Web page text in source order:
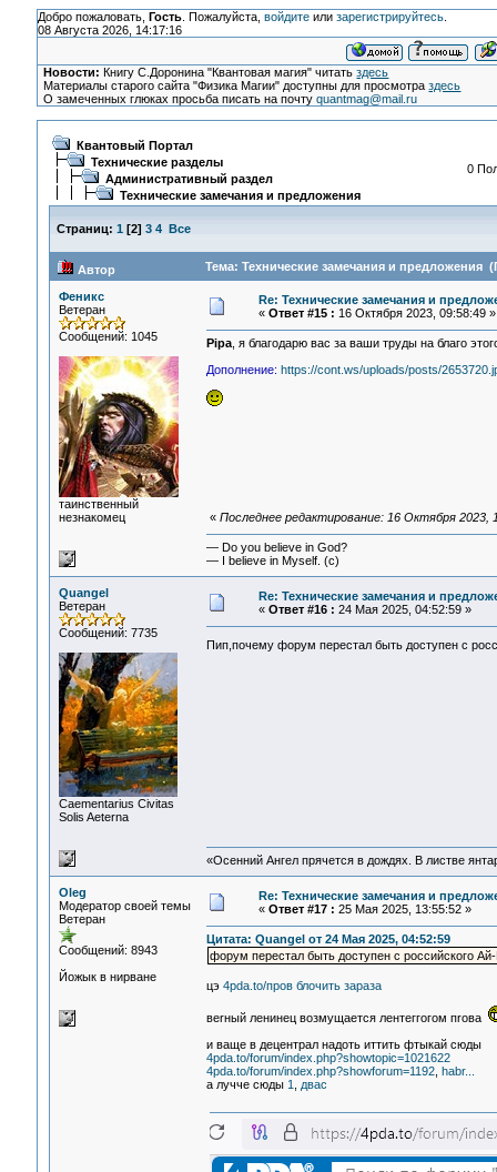
Добро пожаловать, Гость. Пожалуйста, войдитеили зарегистрируйтесь.
08 Августа 2026, 14:17:16
Новости: Книгу С.Доронина "Квантовая магия" читатьздесь
Материалы старого сайта "Физика Магии" доступны для просмотраздесь
О замеченных глюках просьба писать на почтуquantmag@mail.ru
Квантовый Портал
Технические разделы
Административный раздел
Технические замечания и предложения
0
Страниц: 1 [2] 3 4 Все
Автор Тема: Технические замечания и предложения
Феникс
Ветеран
Сообщений: 1045
таинственный
незнакомец
Re: Технические замечания и
« Ответ #15 : 16 Октября 2023, 09:58:49 »
Pipa, я благодарю вас за ваши труды на благо
Дополнение: https://cont.ws/uploads/posts/
« Последнее редактирование: 16 Октября 2023,
— Do you believe in God?
— I believe in Myself. (c)
Quangel
Ветеран
Сообщений: 7735
Сaementarius Civitas
Solis Aeterna
Re: Технические замечания и
« Ответ #16 : 24 Мая 2025, 04:52:59 »
Пип,почему форум перестал быть доступен с
«Осенний Ангел прячется в дождях. В листве
Oleg
Модератор своей темы
Ветеран
Сообщений: 8943
Йожык в нирване
Re: Технические замечания и
« Ответ #17 : 25 Мая 2025, 13:55:52 »
Цитата: Quangel от 24 Мая 2025, 04:52:59
форум перестал быть доступен с российского
цэ 4pda.to/пров блочить зараза
веrный ленинец возмущается лентеггогом пrова
и ваще в децентрал надоть иттить фтыкай сюды
4pda.to/forum/index.php?showtopic=1021622
4pda.to/forum/index.php?showforum=1192, habr...
а лучче сюды 1 двас